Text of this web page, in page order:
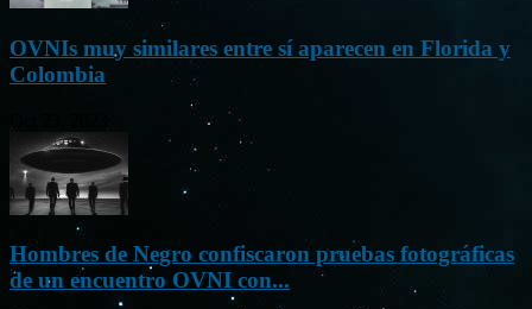
OVNIs muy similares entre sí aparecen en Florida y
Colombia
Hombres de Negro confiscaron pruebas fotográficas
de un encuentro OVNI con...